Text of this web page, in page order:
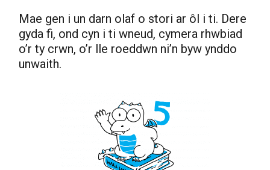
Mae gen i un darn olaf o stori ar ôl i ti. Dere
gyda fi, ond cyn i ti wneud, cymera rhwbiad
o’r ty crwn, o’r lle roeddwn ni’n byw ynddo
unwaith.